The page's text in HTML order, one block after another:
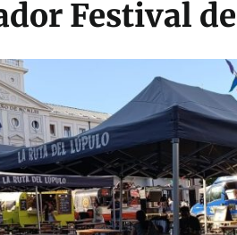
Festival